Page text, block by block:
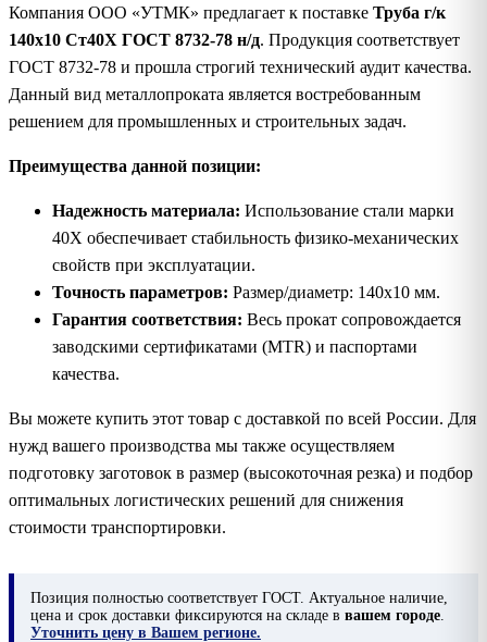
Компания ООО «УТМК» предлагает к поставке Труба г/к
140х10 Ст40Х ГОСТ 8732-78 н/д. Продукция соответствует
ГОСТ 8732-78 и прошла строгий технический аудит качества.
Данный вид металлопроката является востребованным
решением для промышленных и строительных задач.
Преимущества данной позиции:
Надежность материала: Использование стали марки
40Х обеспечивает стабильность физико-механических
свойств при эксплуатации.
Точность параметров: Размер/диаметр: 140х10 мм.
Гарантия соответствия: Весь прокат сопровождается
заводскими сертификатами (MTR) и паспортами
качества.
Вы можете купить этот товар с доставкой по всей России. Для
нужд вашего производства мы также осуществляем
подготовку заготовок в размер (высокоточная резка) и подбор
оптимальных логистических решений для снижения
стоимости транспортировки.
Позиция полностью соответствует ГОСТ. Актуальное наличие,
цена и срок доставки фиксируются на складе в вашем городе
Уточнить цену в Вашем регионе.